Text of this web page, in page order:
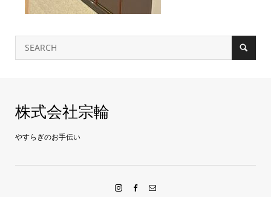
株式会社宗輪
やすらぎのお手伝い